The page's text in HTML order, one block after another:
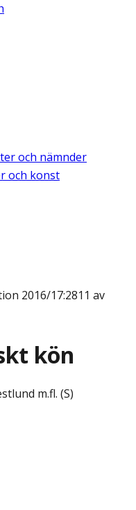
och nämnder
och konst
2016/17:2811 av
kön
m.fl. (S)